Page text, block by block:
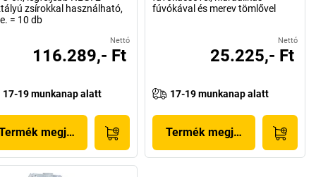
zsírokkal használható,
= 10 db
Nettó
116.289,- Ft
17-19 munkanap alatt
megjelenítése
fúvókával és merev tömlővel
Nettó
25.225,- Ft
17-19 munkanap alatt
Termék megjelenítése